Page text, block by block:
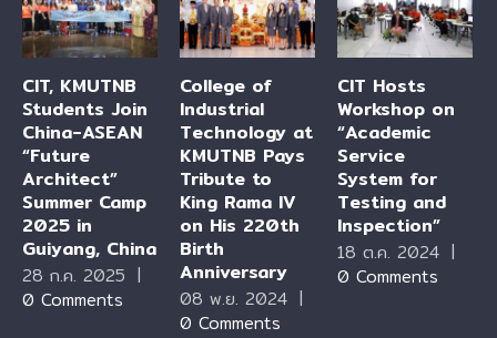
CIT, KMUTNB
Students Join
China-ASEAN
“Future
Architect”
Summer Camp
2025 in
Guiyang, China
28 ก.ค. 2025 |
0 Comments
College of
Industrial
Technology at
KMUTNB Pays
Tribute to
King Rama IV
on His 220th
Birth
Anniversary
08 พ.ย. 2024 |
0 Comments
CIT Hosts
Workshop on
“Academic
Service
System for
Testing and
Inspection”
18 ต.ค. 2024 |
0 Comments